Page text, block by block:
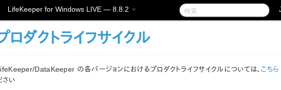
LifeKeeper for Windows LIVE — 8.8.2
ロダクトライフサイクル
DataKeeper の各バージョンにおけるプロダクトライフサイクルについては、 こちら
さい